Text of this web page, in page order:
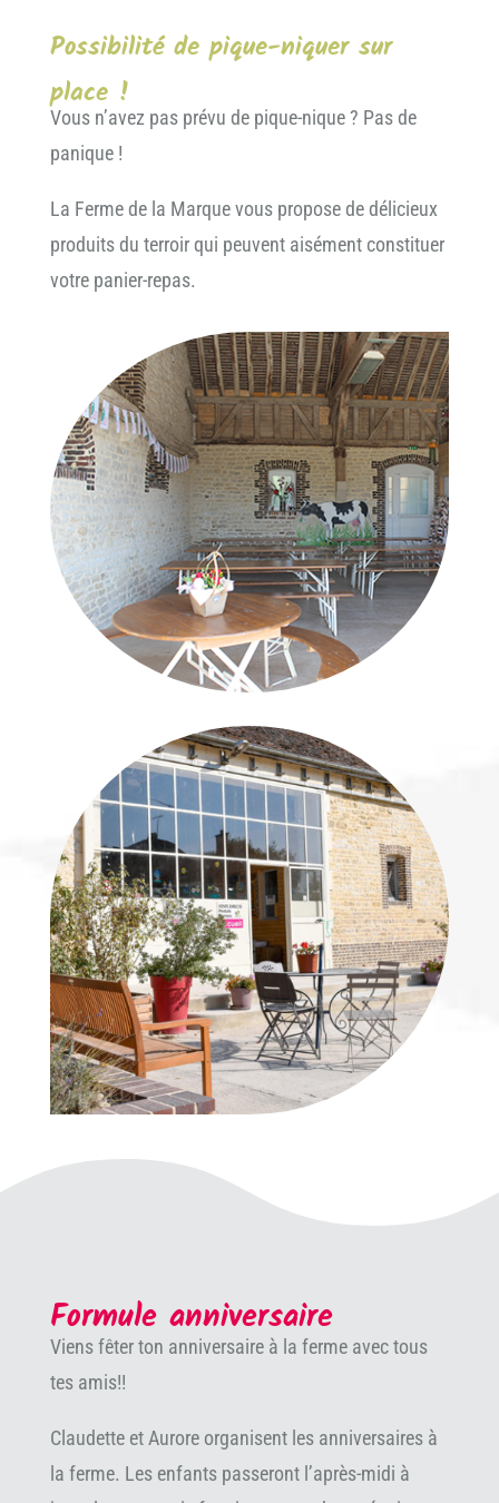
Possibilité de pique-niquer sur
place !
Vous n’avez pas prévu de pique-nique ? Pas de
panique !
La Ferme de la Marque vous propose de délicieux
produits du terroir qui peuvent aisément constituer
votre panier-repas.
Formule anniversaire
Viens fêter ton anniversaire à la ferme avec tous
tes amis!!
Claudette et Aurore organisent les anniversaires à
la ferme. Les enfants passeront l’après-midi à